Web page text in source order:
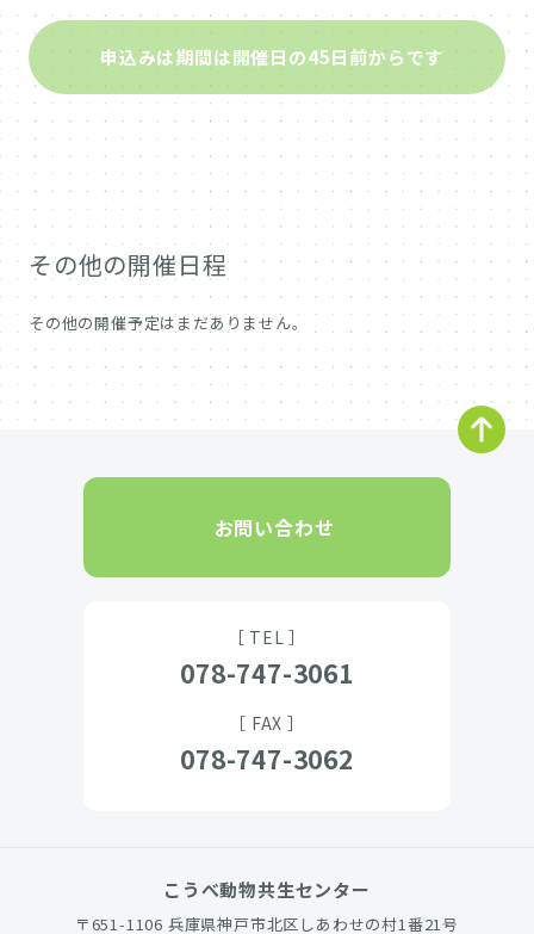
申込みは期間は開催日の45日前からです
その他の開催日程
その他の開催予定はまだありません。
お問い合わせ
［ TEL ］
078-747-3061
［ FAX ］
078-747-3062
こうべ動物共生センター
〒651-1106 兵庫県神戸市北区しあわせの村1番21号